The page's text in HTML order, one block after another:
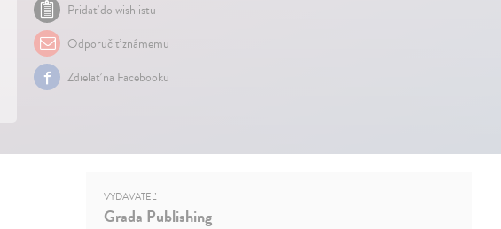
Pridať do wishlistu
Odporučiť známemu
Zdielať na Facebooku
VYDAVATEĽ
Grada Publishing